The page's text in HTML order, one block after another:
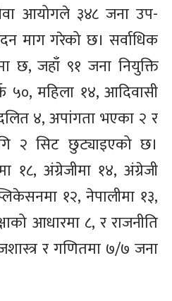
सेवा आयोगले ३४८ जना उप-
माग गरेको छ। सर्वाधिक
छ, जहाँ ९१ जना नियुक्ति
महिला १४, आदिवासी
४, अपांगता भएका २ र
२ सिट छुट्याइएको छ।
१८, अंग्रेजीमा १४, अंग्रेजी
१२, नेपालीमा १३,
आधारमा ८, र राजनीति
र गणितमा ७/७ जना